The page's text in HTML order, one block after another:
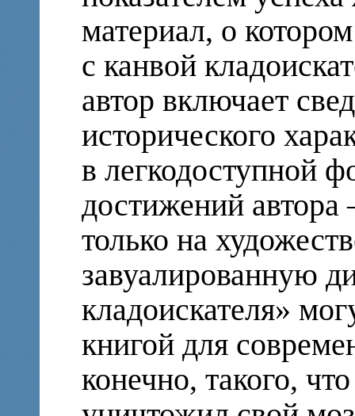
материал, о
с канвой
автор включает
исторического
в легкодоступной
достижений автора
только на
завуалированную
кладоискателя»
книгой для
конечно, такого,